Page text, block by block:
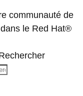
communauté de
le Red Hat®